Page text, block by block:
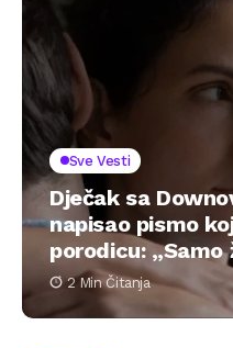
Sve Vesti
Dječak sa
napisao pismo
porodicu:
2 Min Čitanja